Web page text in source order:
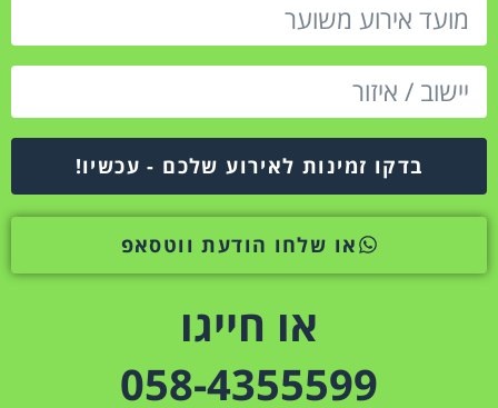
בדקו זמינות לאירוע שלכם - עכשיו!
או שלחו הודעת ווטסאפ
או חייגו
058-4355599